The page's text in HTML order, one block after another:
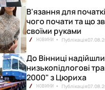
В'язання для
чого почати та що
своїми руками
НОВИНИ Публікація
До Вінниці
низькопідлогові
2000" з Цюриха
НОВИНИ Публікація